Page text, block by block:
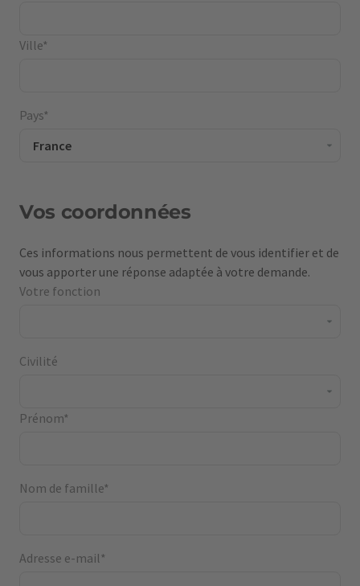
Ville*
Pays*
Vos coordonnées
Ces informations nous permettent de vous identifier et de
vous apporter une réponse adaptée à votre demande.
Votre fonction
Civilité
Prénom*
Nom de famille*
Adresse e-mail*